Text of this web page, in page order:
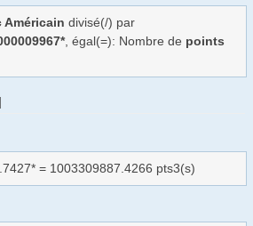
Américain divisé(/) par
, égal(=): Nombre de points
= 1003309887.4266 pts3(s)